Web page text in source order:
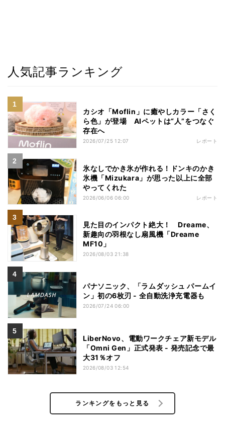
人気記事ランキング
カシオ「Moflin」に癒やしカラー「さく
ら色」が登場 AIペットは“人”をつなぐ
存在へ
2026/07/25 12:07 レポート
氷なしでかき氷が作れる！ドンキのかき
氷機「Mizukara」が思った以上に全部
やってくれた
2026/06/06 06:00 レポート
見た目のインパクト絶大！ Dreame、
新趣向の羽根なし扇風機「Dreame
MF10」
2026/08/03 21:38
パナソニック、「ラムダッシュ パームイ
ン」初の6枚刃 - 全自動洗浄充電器も
2026/07/24 06:00
LiberNovo、電動ワークチェア新モデル
「Omni Gen」正式発表 - 発売記念で最
大31％オフ
2026/08/03 12:54
ランキングをもっと見る